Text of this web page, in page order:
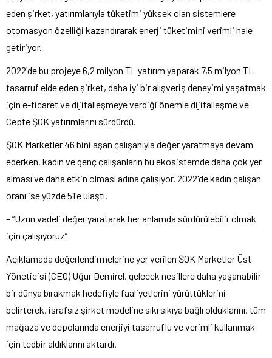
eden şirket, yatırımlarıyla tüketimi yüksek olan sistemlere
otomasyon özelliği kazandırarak enerji tüketimini verimli hale
getiriyor.
2022'de bu projeye 6,2 milyon TL yatırım yaparak 7,5 milyon TL
tasarruf elde eden şirket, daha iyi bir alışveriş deneyimi yaşatmak
için e-ticaret ve dijitalleşmeye verdiği önemle dijitalleşme ve
Cepte ŞOK yatırımlarını sürdürdü.
ŞOK Marketler 46 bini aşan çalışanıyla değer yaratmaya devam
ederken, kadın ve genç çalışanların bu ekosistemde daha çok yer
alması ve daha etkin olması adına çalışıyor. 2022'de kadın çalışan
oranı ise yüzde 51'e ulaştı.
– “Uzun vadeli değer yaratarak her anlamda sürdürülebilir olmak
için çalışıyoruz”
Açıklamada değerlendirmelerine yer verilen ŞOK Marketler Üst
Yöneticisi (CEO) Uğur Demirel, gelecek nesillere daha yaşanabilir
bir dünya bırakmak hedefiyle faaliyetlerini yürüttüklerini
belirterek, israfsız şirket modeline sıkı sıkıya bağlı olduklarını, tüm
mağaza ve depolarında enerjiyi tasarruflu ve verimli kullanmak
için tedbir aldıklarını aktardı.